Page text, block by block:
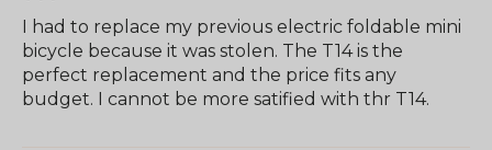
I had to replace my previous electric foldable mini
bicycle because it was stolen. The T14 is the
perfect replacement and the price fits any
budget. I cannot be more satified with thr T14.